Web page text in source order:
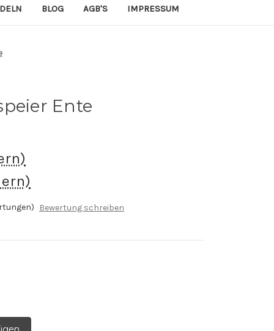
BLOG AGB'S IMPRESSUM
Ente
Bewertung schreiben